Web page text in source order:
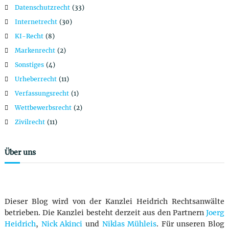
a
t
i
o
n
Datenschutzrecht(33)
Internetrecht(30)
KI-Recht(8)
Markenrecht(2)
Sonstiges(4)
Urheberrecht(11)
Verfassungsrecht(1)
Wettbewerbsrecht(2)
Zivilrecht(11)
Über uns
Dieser Blog wird von der Kanzlei Heidrich Rechtsanwälte
betrieben. Die Kanzlei besteht derzeit aus den PartnernJoerg
Heidrich, Nick Akinci und Niklas Mühleis. Für unseren Blog